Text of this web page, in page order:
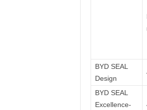
BYD SEAL
Design
BYD SEAL
Excellence-